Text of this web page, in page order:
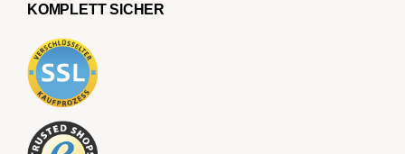
KOMPLETT SICHER